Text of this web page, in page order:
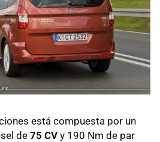
está compuesta por un
de 75 CV y 190 Nm de par